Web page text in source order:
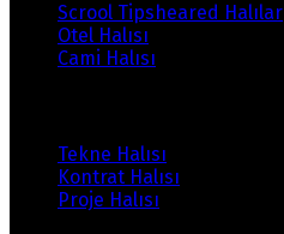
Scrool Tipsheared Halılar
Otel Halısı
Cami Halısı
Tekne Halısı
Kontrat Halısı
Proje Halısı